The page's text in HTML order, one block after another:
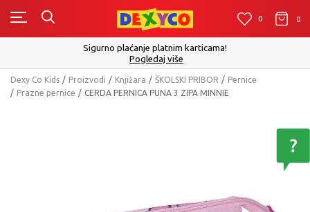
0 0
Sigurno plaćanje platnim karticama!
Pogledaj više
Dexy Co Kids Proizvodi Knjižara ŠKOLSKI PRIBOR
Pernice
Prazne pernice
CERDA PERNICA PUNA 3 ZIPA MINNIE